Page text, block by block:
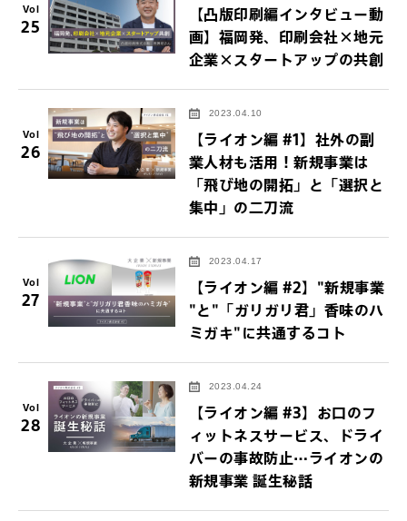
Vol
25
【凸版印刷編インタビュー動
画】福岡発、印刷会社×地元
企業×スタートアップの共創
Vol
26
2023.04.10
【ライオン編 #1】社外の副
業人材も活用！新規事業は
「飛び地の開拓」と「選択と
集中」の二刀流
Vol
27
2023.04.17
【ライオン編 #2】"新規事業
"と"「ガリガリ君」香味のハ
ミガキ"に共通するコト
Vol
28
2023.04.24
【ライオン編 #3】お口のフ
ィットネスサービス、ドライ
バーの事故防止…ライオンの
新規事業 誕生秘話